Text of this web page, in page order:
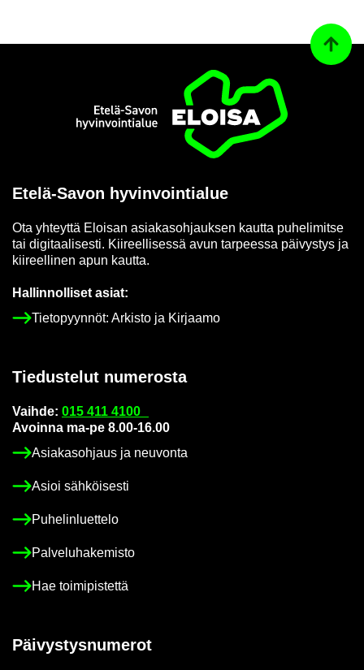
Etusi­vu
Etelä-​Savon hy­vin­voin­tia­lue
Ota yh­teyt­tä Eloi­san asia­kas­oh­jauk­sen kaut­ta pu­he­li­mit­se
tai di­gi­taa­li­ses­ti. Kii­reel­li­ses­sä avun tar­pees­sa päi­vys­tys ja
kii­reel­li­nen apun kaut­ta.
Hal­lin­nol­li­set asiat:
Tie­to­pyyn­nöt: Ar­kis­to ja Kir­jaa­mo
Tie­dus­te­lut nu­me­ros­ta
Vaih­de: 015 411 4100
Avoin­na ma-pe 8.00-16.00
Asia­kas­oh­jaus ja neu­von­ta
Asioi säh­köi­ses­ti
Pu­he­lin­luet­te­lo
Pal­ve­lu­ha­ke­mis­to
Hae toi­mi­pis­tet­tä
Päi­vys­tys­nu­me­rot